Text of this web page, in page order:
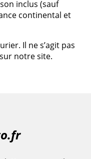
inclus (sauf
continental et
Il ne s’agit pas
notre site.